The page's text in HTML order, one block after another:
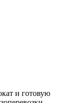
и готовую